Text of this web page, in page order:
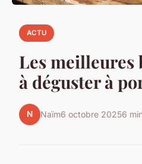
ACTU
Les meilleures
à déguster à
N Naïm6 octobre 20256